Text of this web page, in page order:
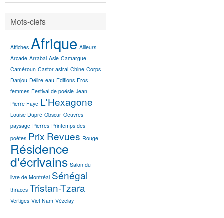
Mots-clefs
Affiches Afrique Ailleurs
Arcade Arrabal Asie Camargue
Caméroun Castor astral Chine Corps
Danjou Délire eau Editions Eros
femmes Festival de poésie Jean-
Pierre Faye L'Hexagone
Louise Dupré Obscur Oeuvres
paysage Pierres Printemps des
poètes Prix Revues Rouge
Résidence
d'écrivains Salon du
livre de Montréal Sénégal
thraces Tristan-Tzara
Vertiges Viet Nam Vézelay